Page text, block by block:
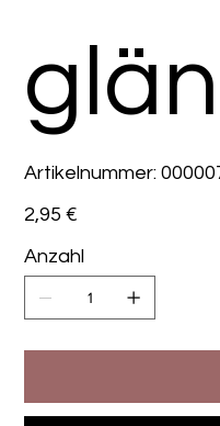
Artikelnummer: 00000791
Preis
2,95 €
Anzahl